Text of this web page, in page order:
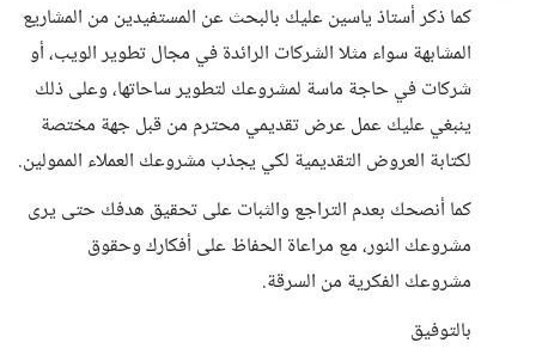
كما ذكر أستاذ ياسين عليك بالبحث عن المستفيدين من المشاريع
المشابهة سواء مثلا الشركات الرائدة في مجال تطوير الويب، أو
شركات في حاجة ماسة لمشروعك لتطوير ساحاتها، وعلى ذلك
ينبغي عليك عمل عرض تقديمي محترم من قبل جهة مختصة
لكتابة العروض التقديمية لكي يجذب مشروعك العملاء الممولين.
كما أنصحك بعدم التراجع والثبات على تحقيق هدفك حتى يرى
مشروعك النور، مع مراعاة الحفاظ على أفكارك وحقوق
مشروعك الفكرية من السرقة.
بالتوفيق